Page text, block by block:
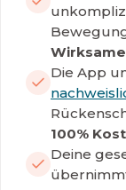
Die App
100%
Deine